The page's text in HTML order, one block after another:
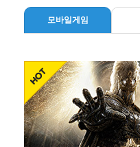
모바일게임